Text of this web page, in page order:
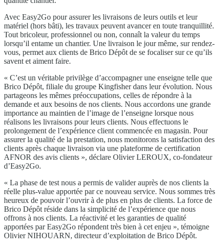
Avec Easy2Go pour assurer les livraisons de leurs outils et leur
matériel (hors bâti), les travaux peuvent avancer en toute tranquillité.
Tout bricoleur, professionnel ou non, connaît la valeur du temps
lorsqu’il entame un chantier. Une livraison le jour même, sur rendez-
vous, permet aux clients de Brico Dépôt de se focaliser sur ce qu’ils
savent et aiment faire.
« C’est un véritable privilège d’accompagner une enseigne telle que
Brico Dépôt, filiale du groupe Kingfisher dans leur évolution. Nous
partageons les mêmes préoccupations, celles de répondre à la
demande et aux besoins de nos clients. Nous accordons une grande
importance au maintien de l’image de l’enseigne lorsque nous
réalisons les livraisons pour leurs clients. Nous effectuons le
prolongement de l’expérience client commencée en magasin. Pour
assurer la qualité de la prestation, nous monitorons la satisfaction des
clients après chaque livraison via une plateforme de certification
AFNOR des avis clients », déclare Olivier LEROUX, co-fondateur
d’Easy2Go.
« La phase de test nous a permis de valider auprès de nos clients la
réelle plus-value apportée par ce nouveau service. Nous sommes très
heureux de pouvoir l’ouvrir à de plus en plus de clients. La force de
Brico Dépôt réside dans la simplicité de l’expérience que nous
offrons à nos clients. La réactivité et les garanties de qualité
apportées par Easy2Go répondent très bien à cet enjeu », témoigne
Olivier NIHOUARN, directeur d’exploitation de Brico Dépôt.